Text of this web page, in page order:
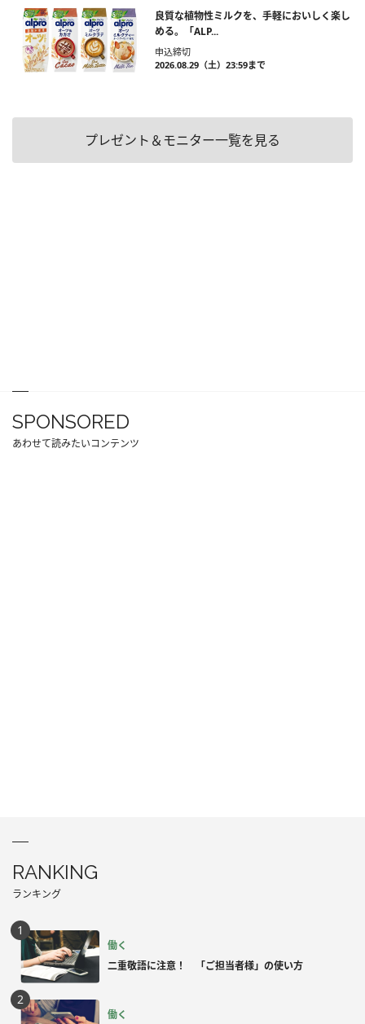
良質な植物性ミルクを、手軽においしく楽し
める。「ALP...
申込締切
2026.08.29（土）23:59まで
プレゼント＆モニター一覧を見る
SPONSORED
あわせて読みたいコンテンツ
RANKING
ランキング
働く
二重敬語に注意！ 「ご担当者様」の使い方
働く